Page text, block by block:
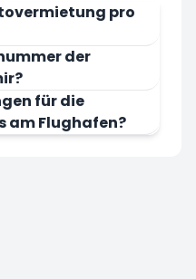
pro
der
für die
am Flughafen?